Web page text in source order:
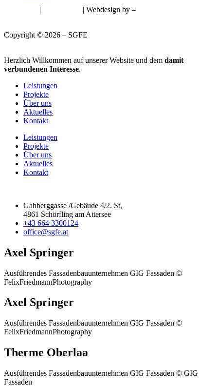
| | Webdesign by –
Copyright © 2026 – SGFE
Herzlich Willkommen auf unserer Website und dem damit
verbundenen Interesse.
Leistungen
Projekte
Über uns
Aktuelles
Kontakt
Leistungen
Projekte
Über uns
Aktuelles
Kontakt
Gahberggasse /Gebäude 4/2. St,
4861 Schörfling am Attersee
+43 664 3300124
office@sgfe.at
Axel Springer
Ausführendes Fassadenbauunternehmen GIG Fassaden ©
FelixFriedmannPhotography
Axel Springer
Ausführendes Fassadenbauunternehmen GIG Fassaden ©
FelixFriedmannPhotography
Therme Oberlaa
Ausführendes Fassadenbauunternehmen GIG Fassaden © GIG
Fassaden